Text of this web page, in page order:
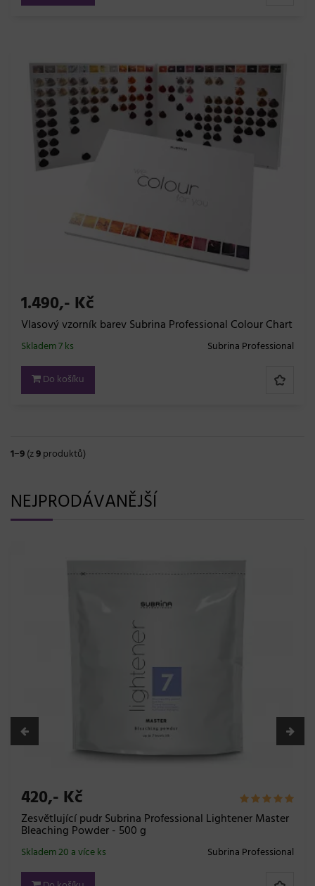
1.490,- Kč
Vlasový vzorník barev Subrina Professional Colour Chart
Subrina Professional
Skladem 7 ks
Do košíku
1−9(z9produktů)
NEJPRODÁVANĚJŠÍ
420,- Kč
Zesvětlující pudr Subrina Professional Lightener Master
Bleaching Powder - 500 g
Subrina Professional
Skladem 20 a více ks